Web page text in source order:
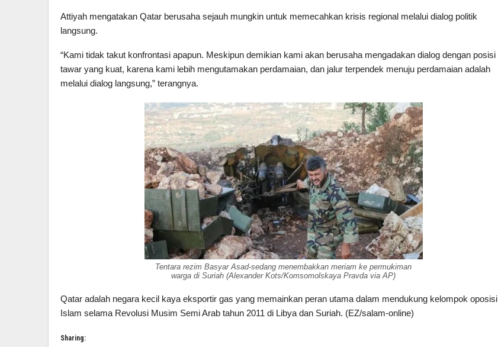
Attiyah mengatakan Qatar berusaha sejauh mungkin untuk memecahkan krisis regional melalui dialog politik
langsung.
“Kami tidak takut konfrontasi apapun. Meskipun demikian kami akan berusaha mengadakan dialog dengan posisi
tawar yang kuat, karena kami lebih mengutamakan perdamaian, dan jalur terpendek menuju perdamaian adalah
melalui dialog langsung,” terangnya.
Tentara rezim Basyar Asad-sedang menembakkan meriam ke permukiman
warga di Suriah (Alexander Kots/Komsomolskaya Pravda via AP)
Qatar adalah negara kecil kaya eksportir gas yang memainkan peran utama dalam mendukung kelompok oposisi
Islam selama Revolusi Musim Semi Arab tahun 2011 di Libya dan Suriah. (EZ/salam-online)
Sharing: